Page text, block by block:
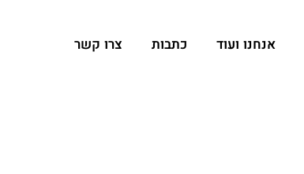
אנחנו ועוד כתבות צרו קשר